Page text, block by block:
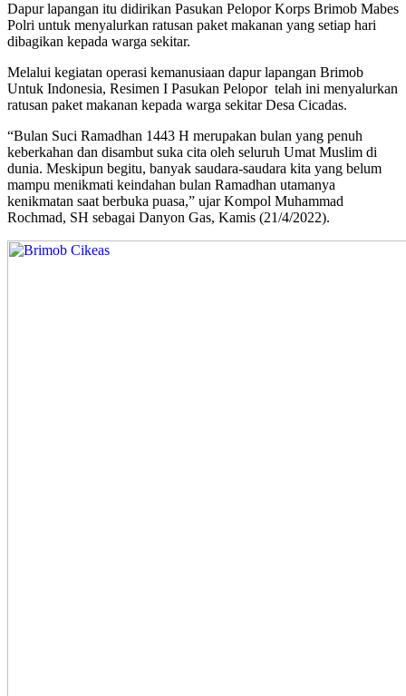
Dapur lapangan itu didirikan Pasukan Pelopor Korps Brimob Mabes
Polri untuk menyalurkan ratusan paket makanan yang setiap hari
dibagikan kepada warga sekitar.
Melalui kegiatan operasi kemanusiaan dapur lapangan Brimob
Untuk Indonesia, Resimen I Pasukan Pelopor telah ini menyalurkan
ratusan paket makanan kepada warga sekitar Desa Cicadas.
“Bulan Suci Ramadhan 1443 H merupakan bulan yang penuh
keberkahan dan disambut suka cita oleh seluruh Umat Muslim di
dunia. Meskipun begitu, banyak saudara-saudara kita yang belum
mampu menikmati keindahan bulan Ramadhan utamanya
kenikmatan saat berbuka puasa,” ujar Kompol Muhammad
Rochmad, SH sebagai Danyon Gas, Kamis (21/4/2022).